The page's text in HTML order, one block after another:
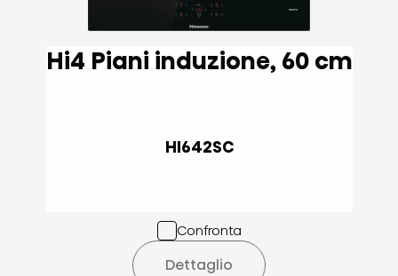
Hi4 Piani induzione, 60 cm
HI642SC
Confronta
Dettaglio